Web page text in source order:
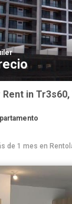
in Tr3s60,
de 1 mes en